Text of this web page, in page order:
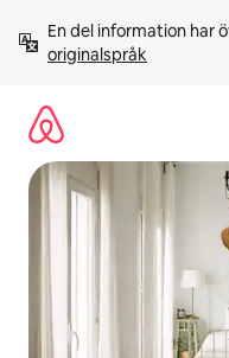
innehåll
En del information har
originalspråk